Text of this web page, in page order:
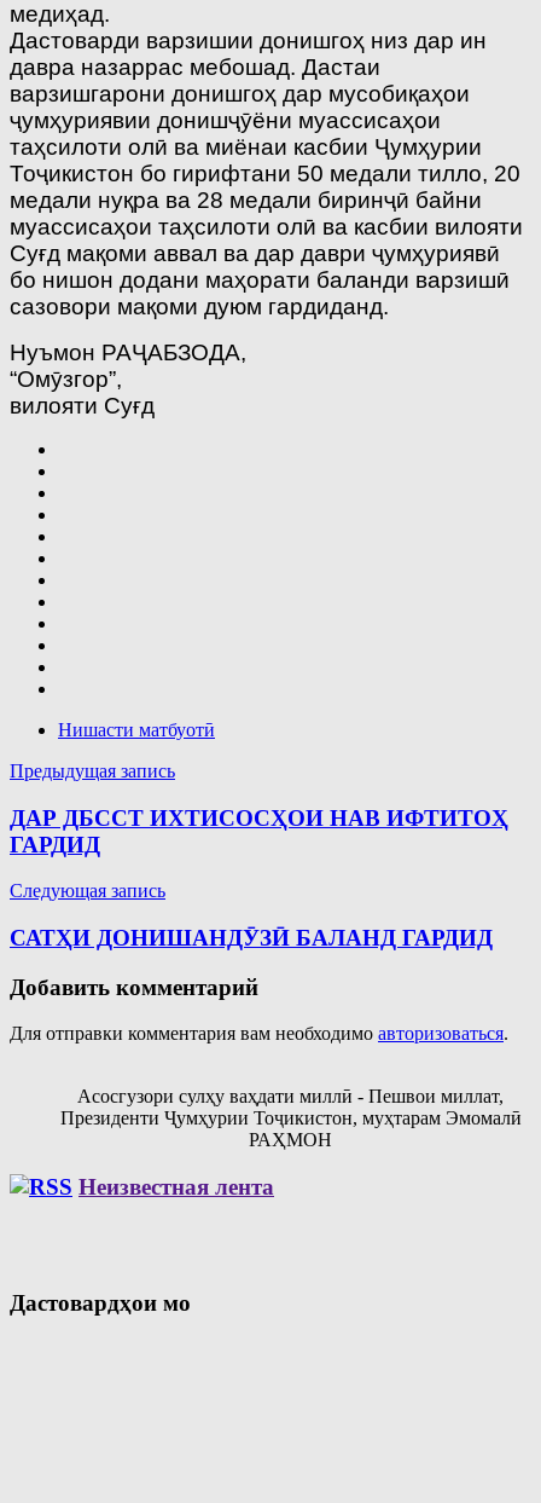
медиҳад.
Дастоварди варзишии донишгоҳ низ дар ин
давра назаррас мебошад. Дастаи
варзишгарони донишгоҳ дар мусобиқаҳои
ҷумҳуриявии донишҷӯёни муассисаҳои
таҳсилоти олӣ ва миёнаи касбии Ҷумҳурии
Тоҷикистон бо гирифтани 50 медали тилло, 20
медали нуқра ва 28 медали биринҷӣ байни
муассисаҳои таҳсилоти олӣ ва касбии вилояти
Суғд мақоми аввал ва дар даври ҷумҳуриявӣ
бо нишон додани маҳорати баланди варзишӣ
сазовори мақоми дуюм гардиданд.
Нуъмон РАҶАБЗОДА,
“Омӯзгор”,
вилояти Суғд
Нишасти матбуотӣ
Навигация
по
записям
Предыдущая запись
ДАР ДБССТ ИХТИСОСҲОИ НАВ ИФТИТОҲ
ГАРДИД
Следующая запись
САТҲИ ДОНИШАНДӮЗӢ БАЛАНД ГАРДИД
Добавить комментарий
Для отправки комментария вам необходимо авторизоваться.
Асосгузори сулҳу ваҳдати миллӣ - Пешвои миллат,
Президенти Ҷумҳурии Тоҷикистон, муҳтарам Эмомалӣ
РАҲМОН
Неизвестная лента
Дастовардҳои мо